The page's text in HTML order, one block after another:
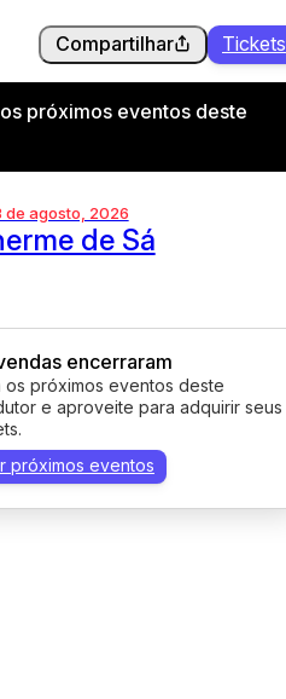
Compartilhar Tickets
os próximos eventos deste
de agosto, 2026
de Sá
encerraram
os próximos eventos deste
e aproveite para adquirir seus
próximos eventos